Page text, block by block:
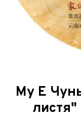
Му Е
листя"